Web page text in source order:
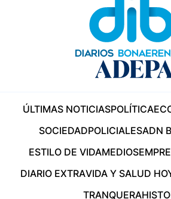
ÚLTIMAS NOTICIASPOLÍTICA
SOCIEDADPOLICIALESADN
ESTILO DE VIDAMEDIOS
DIARIO EXTRAVIDA Y SALUD
TRANQUERA